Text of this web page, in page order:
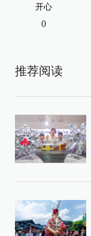
开心
0
推荐阅读